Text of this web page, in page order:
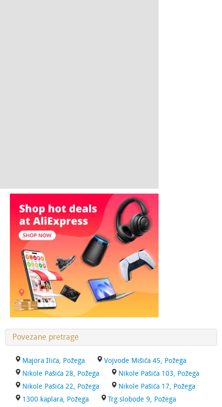
Povezane pretrage
Majora Ilića, Požega
Vojvode Mišića 45, Požega
Nikole Pašića 28, Požega
Nikole Pašića 103, Požega
Nikole Pašića 22, Požega
Nikole Pašića 17, Požega
1300 kaplara, Požega
Trg slobode 9, Požega